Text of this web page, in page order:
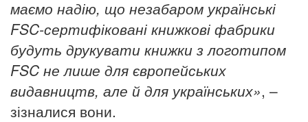
маємо надію, що незабаром українські
FSC-сертифіковані книжкові фабрики
будуть друкувати книжки з логотипом
FSC не лише для європейських
видавництв, але й для українських», –
зізналися вони.